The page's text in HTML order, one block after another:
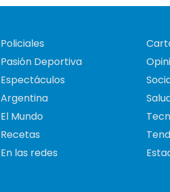
Policiales
Pasión Deportiva
Espectáculos
Argentina
El Mundo
Recetas
En las redes